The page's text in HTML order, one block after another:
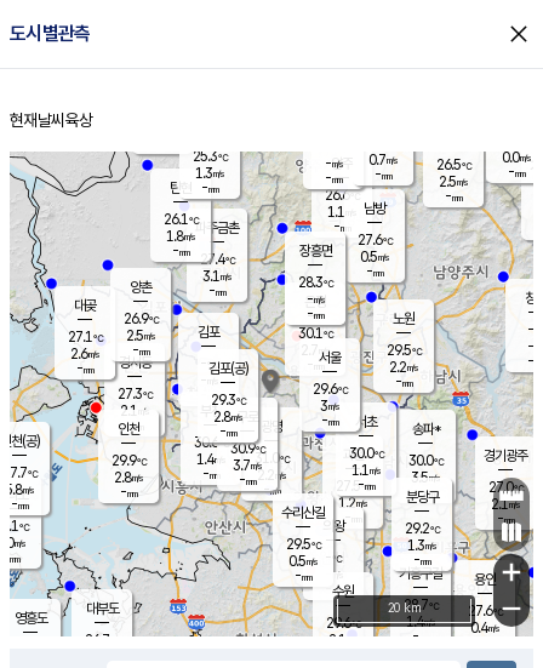
도시별관측 close
홈
현재날씨 육상
의도
℃
m/s
mm
영흥도
양주
26.6℃
1.1
-mm
과천
27.5℃
1.2m/s
- mm
용인
27.6℃
0.4m/s
경기광주
27.0℃
2.1m/s
-mm
대부도
26.7
경서동
27.3℃
2.1 m/s
-mm
파주금촌
27.4℃
3.1 m/s
-mm
26.5℃
2.5m/s
-mm
대곶
27.1℃
2.6m/s
-mm
창
-
-m/
-
탄현
26.1℃
1.8m/s
-mm
0.0m/s
-mm
의왕
- ℃
m/s
mm
김포
- ℃
-m/s
mm
광명
31.0
℃
2.2 m/s
-mm
부천
30.6℃
1.4m/s
-mm
양촌
26.9℃
2.5m/s
-mm
구로
30.9℃
3.7m/s
-mm
은평
30.1℃
2.7 m/s
- mm
노원
29.5℃
2.2m/s
-mm
송파*
30.0℃
3.5m/s
-mm
서초
30.0℃
1.1 m/s
-mm
남방
27.6℃
0.5m/s
-mm
기흥구갈
28.7℃
1.4m/s
-
수리산길
29.5℃
0.5m/s
-mm
분당구
29.2℃
1.3m/s
-mm
장흥면
28.3℃
-m/s
-mm
-m/s
-mm
인천(공)
27.7℃
5.8m/s
-mm
김포(공)
29.3℃
2.8m/s
-mm
수원
29.6℃
2.1 m/s
인천
29.9℃
2.8m/s
-mm
서울
29.6℃
3m/s
-mm
25.3℃
1.3m/s
-mm
0.7m/s
-mm
+
−
20 km